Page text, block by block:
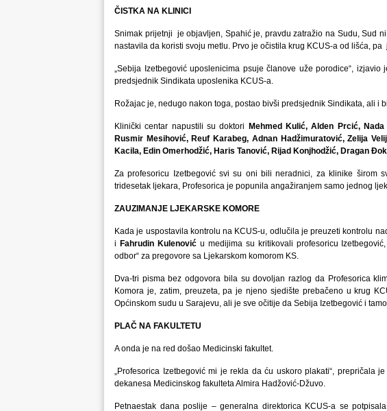
ČISTKA NA KLINICI
Snimak prijetnji je objavljen, Spahić je, pravdu zatražio na Sudu, Sud
nastavila da koristi svoju metlu. Prvo je očistila krug KCUS-a od lišća,
„Sebija Izetbegović uposlenicima psuje članove uže porodice“,
predsjednik Sindikata uposlenika KCUS-a.
Rožajac je, nedugo nakon toga, postao bivši predsjednik Sindikata, ali i
Klinički centar napustili su doktori
Mehmed Kulić, Alden Prcić,
Rusmir Mesihović, Reuf Karabeg, Adnan Hadžimuratović, Zelija
Kacila, Edin Omerhodžić, Haris Tanović, Rijad Konjhodžić, Dragan
Za profesoricu Izetbegović svi su oni bili neradnici, za klinike širom
tridesetak ljekara, Profesorica je popunila angažiranjem samo jednog
ZAUZIMANJE LJEKARSKE KOMORE
Kada je uspostavila kontrolu na KCUS-u, odlučila je preuzeti kontrolu
i Fahrudin Kulenoviću medijima su kritikovali profesoricu
odbor“ za pregovore sa Ljekarskom komorom KS.
Dva-tri pisma bez odgovora bila su dovoljan razlog da Profesorica
Komora je, zatim, preuzeta, pa je njeno sjedište prebačeno u krug
Općinskom sudu u Sarajevu, ali je sve očitije da Sebija Izetbegović i
PLAČ NA FAKULTETU
A onda je na red došao Medicinski fakultet.
„Profesorica Izetbegović mi je rekla da ću uskoro plakati“, prepričala
dekanesa Medicinskog fakulteta Almira Hadžović-Džuvo.
Petnaestak dana poslije – generalna direktorica KCUS-a se